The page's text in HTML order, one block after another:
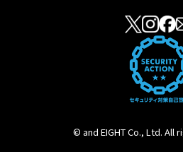
© and EIGHT Co., Ltd. All